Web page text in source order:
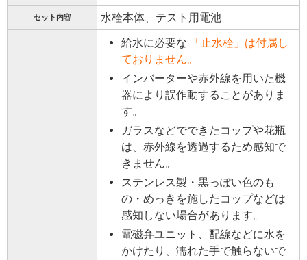
セット内容 水栓本体、テスト用電池
給水に必要な
「止水栓」は付属し
ておりません。
インバーターや赤外線を用いた機
器により誤作動することがありま
す。
ガラスなどでできたコップや花瓶
は、赤外線を透過するため感知で
きません。
ステンレス製・黒っぽい色のも
の・めっきを施したコップなどは
感知しない場合があります。
電磁弁ユニット、配線などに水を
かけたり、濡れた手で触らないで